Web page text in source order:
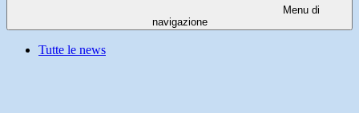
Menu di
navigazione
Tutte le news